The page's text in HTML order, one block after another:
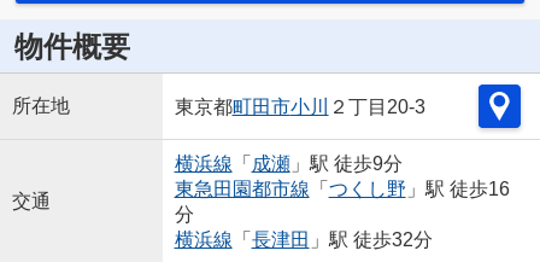
物件概要
所在地 東京都町田市小川 ２丁目20-3
交通
横浜線 「 成瀬 」駅 徒歩9分
東急田園都市線 「 つくし野 」駅 徒歩16
分
横浜線 「 長津田 」駅 徒歩32分